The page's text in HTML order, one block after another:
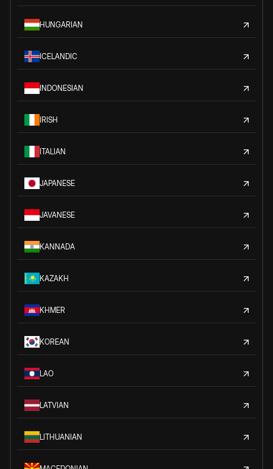
HUNGARIAN
ICELANDIC
INDONESIAN
IRISH
ITALIAN
JAPANESE
JAVANESE
KANNADA
KAZAKH
KHMER
KOREAN
LAO
LATVIAN
LITHUANIAN